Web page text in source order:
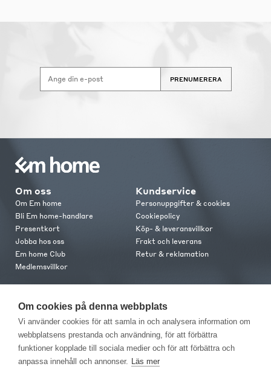
PRENUMERERA
Om oss
Om Em home
Bli Em home-handlare
Presentkort
Jobba hos oss
Em home Club
Medlemsvillkor
Kundservice
Personuppgifter & cookies
Cookiepolicy
Köp- & leveransvillkor
Frakt och leverans
Retur & reklamation
Kontakta oss
Butiker
Press
Om cookies på denna webbplats
Vi använder cookies för att samla in och analysera information om
webbplatsens prestanda och användning, för att förbättra
funktioner kopplade till sociala medier och för att förbättra och
anpassa innehåll och annonser. Läs mer